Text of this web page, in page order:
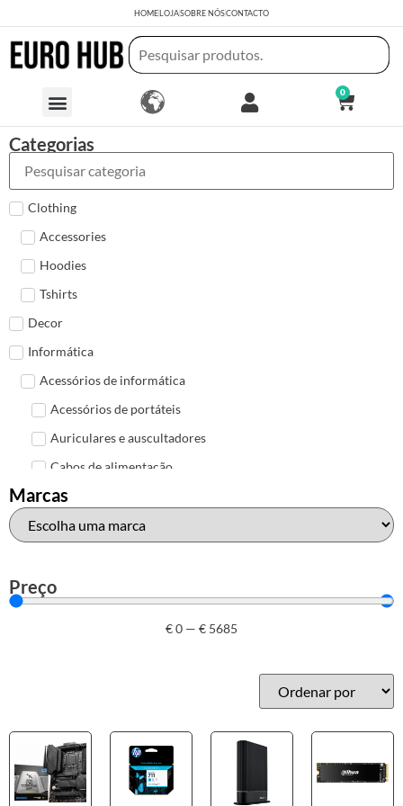
HOMELOJASOBRE NÓSCONTACTO
0
Categorias
Clothing
Accessories
Hoodies
Tshirts
Decor
Informática
Acessórios de informática
Acessórios de portáteis
Auriculares e auscultadores
Cabos de alimentação
Colunas de Som
Hubs
Mais acessórios USB
HP
Outros acessórios de informática
Marcas
Preço
€0 — € 5685